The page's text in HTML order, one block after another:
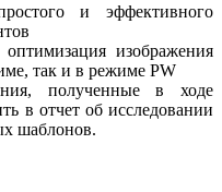
и эффективного
изображения
так и в режиме PW
полученные в ходе
в отчет об исследовании
шаблонов.